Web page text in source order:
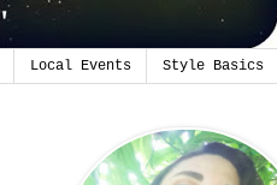
Local Events Style Basics